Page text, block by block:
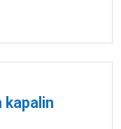
kapalin